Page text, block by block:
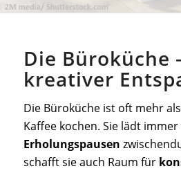
Die Büroküche
kreativer
Die Büroküche ist oft mehr
Kaffee kochen. Sie lädt
Erholungspausen
schafft sie auch Raum für